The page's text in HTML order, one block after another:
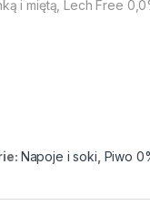
i miętą, Lech Free
Napoje i soki Piwo